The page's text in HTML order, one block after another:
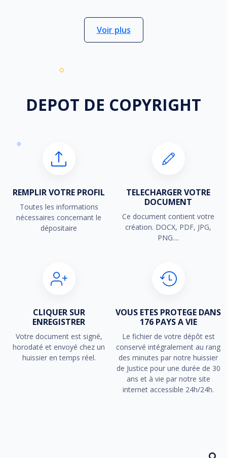
Voir plus
DEPOT DE COPYRIGHT
REMPLIR VOTRE PROFIL
Toutes les informations
nécessaires concernant le
dépositaire
TELECHARGER VOTRE
DOCUMENT
Ce document contient votre
création. DOCX, PDF, JPG,
PNG....
CLIQUER SUR
ENREGISTRER
Votre document est signé,
horodaté et envoyé chez un
huissier en temps réel.
VOUS ETES PROTEGE DANS
176 PAYS A VIE
Le fichier de votre dépôt est
conservé intégralement au rang
des minutes par notre huissier
de Justice pour une durée de 30
ans et à vie par notre site
internet accessible 24h/24h.